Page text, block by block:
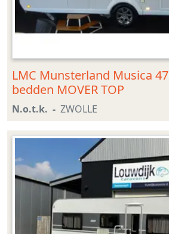
LMC Munsterland Musica
bedden MOVER TOP
N.o.t.k. ZWOLLE